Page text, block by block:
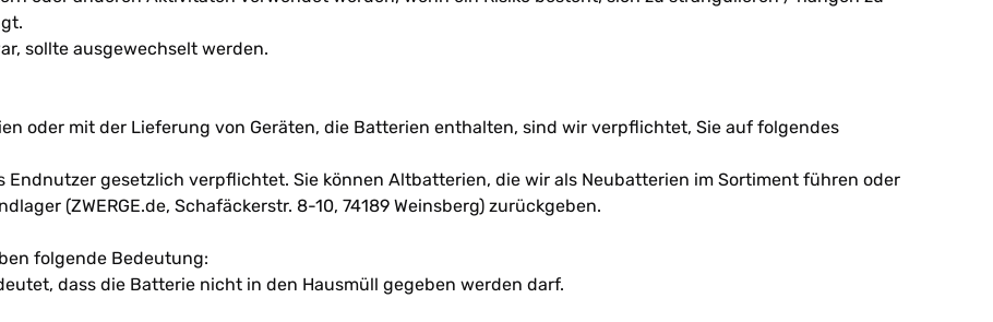
sollte ausgewechselt werden.
oder mit der Lieferung von Geräten, die Batterien enthalten, sind wir verpflichtet, Sie auf folgendes
Endnutzer gesetzlich verpflichtet. Sie können Altbatterien, die wir als Neubatterien im Sortiment führen oder
(ZWERGE.de, Schafäckerstr. 8-10, 74189 Weinsberg) zurückgeben.
folgende Bedeutung:
dass die Batterie nicht in den Hausmüll gegeben werden darf.